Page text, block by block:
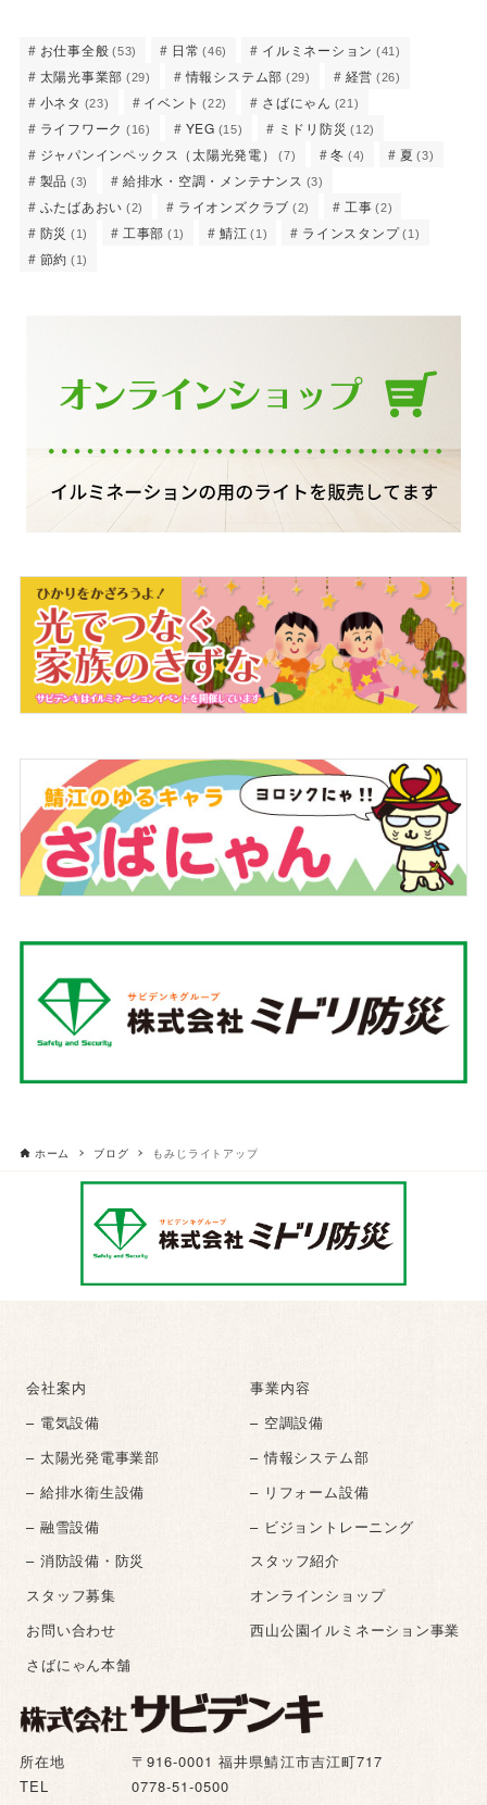
お仕事全般 (53) 日常 (46) イルミネーション (41)
太陽光事業部 (29) 情報システム部 (29) 経営 (26)
小ネタ (23) イベント (22) さばにゃん (21)
ライフワーク (16) YEG (15) ミドリ防災 (12)
ジャパンインペックス（太陽光発電） (7) 冬 (4) 夏 (3)
製品 (3) 給排水・空調・メンテナンス (3)
ふたばあおい (2) ライオンズクラブ (2) 工事 (2)
防災 (1) 工事部 (1) 鯖江 (1) ラインスタンプ (1)
節約 (1)
ホーム ブログ もみじライトアップ
所在地
〒916-0001 福井県鯖江市吉江町717
TEL
0778-51-0500
会社案内
事業内容
– 電気設備
– 空調設備
– 太陽光発電事業部
– 情報システム部
– 給排水衛生設備
– リフォーム設備
– 融雪設備
– ビジョントレーニング
– 消防設備・防災
スタッフ紹介
スタッフ募集
オンラインショップ
お問い合わせ
西山公園イルミネーション事業
さばにゃん本舗